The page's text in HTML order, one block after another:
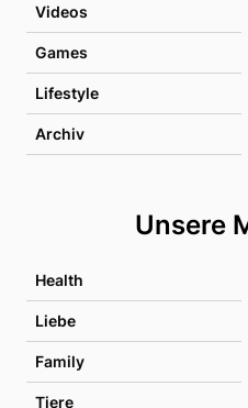
Videos
Games
Lifestyle
Archiv
Unsere
Health
Liebe
Family
Tiere